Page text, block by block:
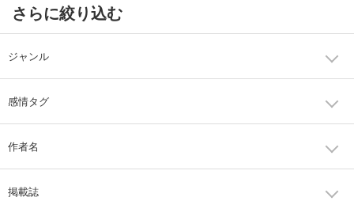
さらに絞り込む
ジャンル
感情タグ
作者名
掲載誌